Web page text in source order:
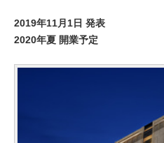
2019年11月1日 発表
2020年夏 開業予定